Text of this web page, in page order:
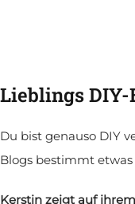
Lieblings DIY-
Du bist genauso DIY
Blogs bestimmt
Kerstin zeigt auf